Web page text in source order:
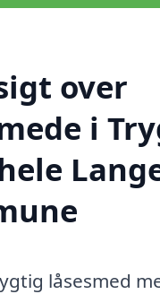
over
i
låsesmed